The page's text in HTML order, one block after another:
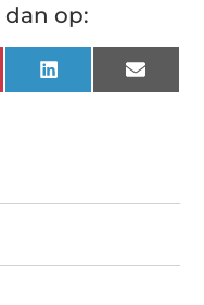
dan op:
LinkedIn Email